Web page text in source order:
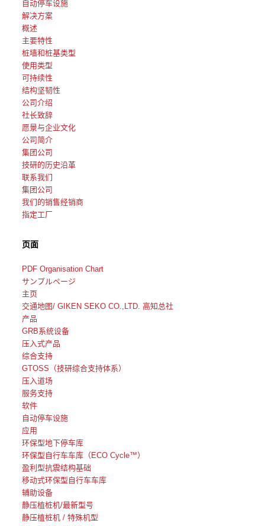
自动停车设施
解决方案
概述
主要特性
桩墙和桩基类型
使用类型
可持续性
结构坚韧性
公司介绍
社长致辞
愿景与企业文化
公司简介
集团公司
技研的历史沿革
联系我们
集团公司
我们的销售经销商
指定工厂
页面
PDF Organisation Chart
サンプルページ
主页
交通地图/ GIKEN SEKO CO.,LTD. 高知总社
产品
GRB系统设备
压入式产品
综合支持
GTOSS（技研综合支持体系）
压入道场
服务支持
软件
自动停车设施
应用
环保型地下停车库
环保型自行车车库（ECO Cycle™）
盈利型抗震结构基础
移动式环保型自行车车库
辅助设备
静压植桩机/最新型号
静压植桩机 / 特殊机型